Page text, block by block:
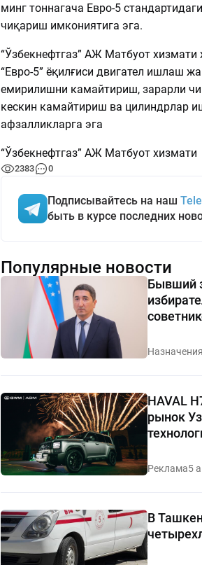
минг тоннагача Евро-5
чиқариш имкониятига эга.
“Ўзбекнефтгаз” АЖ Матбуот хизмати
“Евро-5” ёқилғиси двигател ишлаш
емирилишни камайтириш, зарарли
кескин камайтириш ва цилиндрлар
афзалликларга эга
“Ўзбекнефтгаз” АЖ Матбуот хизмати
2383 0
Подписывайтесь на наш
быть в курсе последних
Популярные новости
Бывший
Назначения
HAVAL
рынок
Реклама5
В